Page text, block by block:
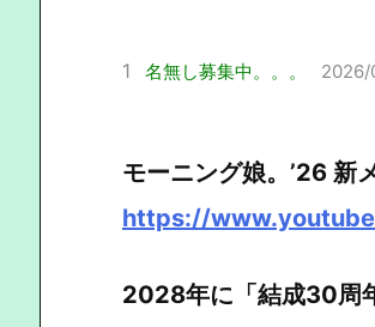
1 名無し募集中。。。 2026/
モーニング娘。’26
https://
2028年に「結成30周